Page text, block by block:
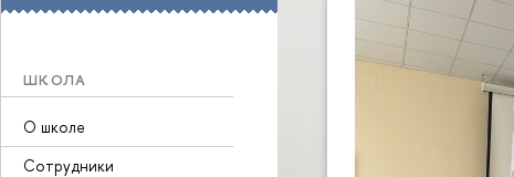
ШКОЛА
О школе
Сотрудники